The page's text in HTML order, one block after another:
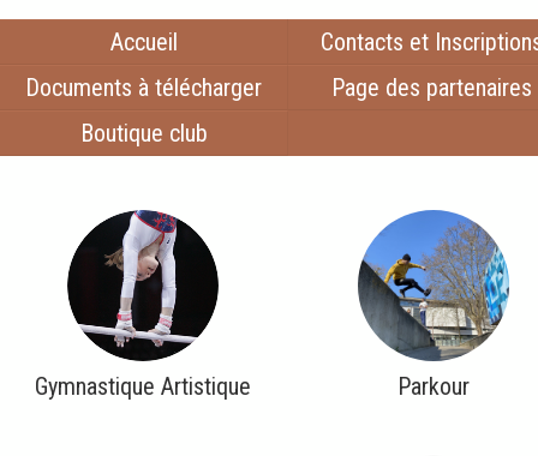
Accueil
Contacts et
Documents à télécharger
Page des partenaires
Boutique club
Gymnastique Artistique Parkour